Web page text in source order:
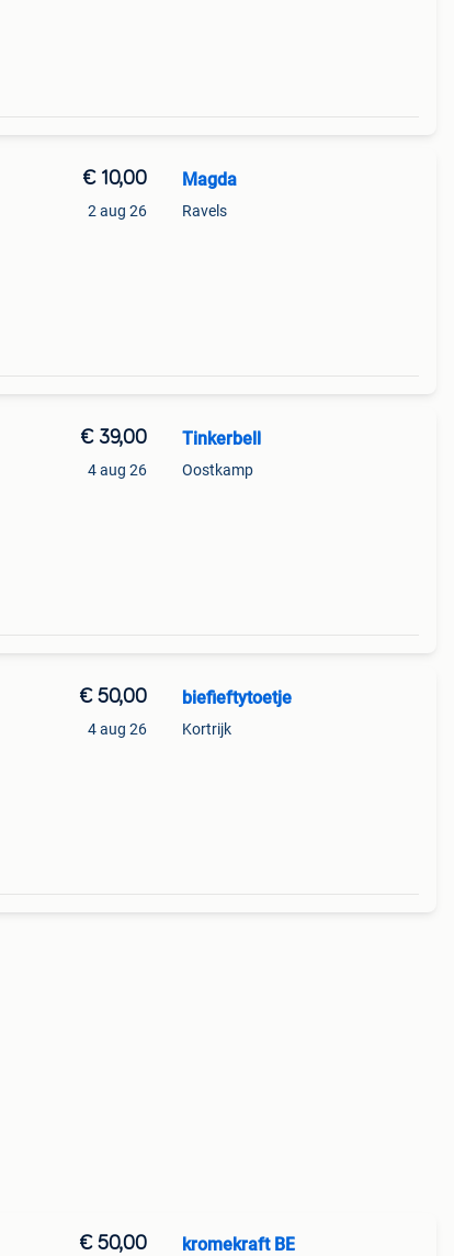
€ 10,00
2 aug 26
Magda
Ravels
€ 39,00
4 aug 26
Tinkerbell
Oostkamp
€ 50,00
4 aug 26
biefieftytoetje
Kortrijk
€ 50,00 kromekraft BE